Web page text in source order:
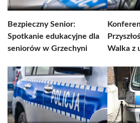
Bezpieczny Senior:
Spotkanie edukacyjne dla
seniorów w Grzechyni
Walka z